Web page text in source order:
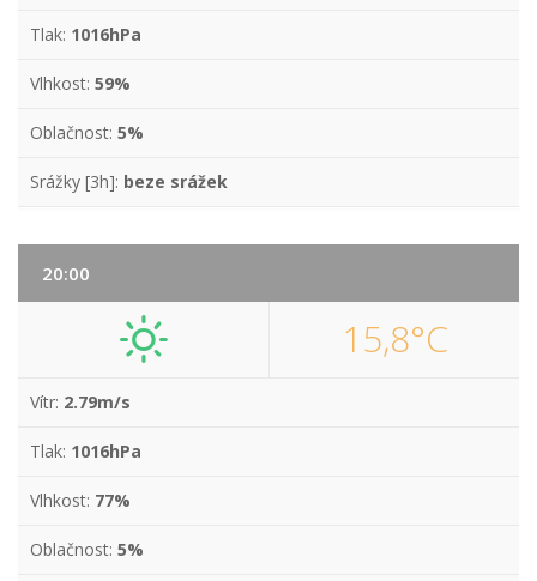
Tlak: 1016hPa
Vlhkost: 59%
Oblačnost: 5%
Srážky [3h]: beze srážek
20:00
15,8°C
Vítr: 2.79m/s
Tlak: 1016hPa
Vlhkost: 77%
Oblačnost: 5%